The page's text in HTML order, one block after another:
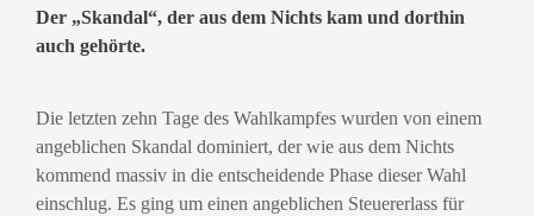
Der „Skandal“, der aus dem Nichts kam und dorthin
auch gehörte.
Die letzten zehn Tage des Wahlkampfes wurden von einem
angeblichen Skandal dominiert, der wie aus dem Nichts
kommend massiv in die entscheidende Phase dieser Wahl
einschlug. Es ging um einen angeblichen Steuererlass für